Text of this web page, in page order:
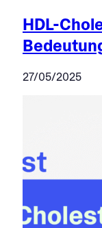
HDL-
27/05/2025